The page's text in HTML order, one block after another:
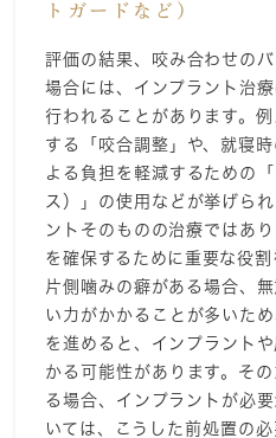
トガードなど）
評価の結果、咬み合わせの
場合には、インプラント治
行われることがあります。
する「咬合調整」や、就寝
よる負担を軽減するための
ス）」の使用などが挙げら
ントそのものの治療ではあ
を確保するために重要な役割
片側噛みの癖がある場合、
い力がかかることが多いた
を進めると、インプラント
かる可能性があります。そ
る場合、インプラントが必
いては、こうした前処置の